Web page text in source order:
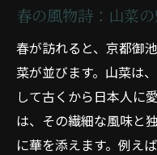
鮎の塩焼き
冷やし茶碗蒸
夏の京都御池
京都御池の夏
夏の風物詩、
春の風物詩：山菜
春が訪れると、京都御
菜が並びます。山菜は
して古くから日本人に
は、その繊細な風味と
に華を添えます。例え